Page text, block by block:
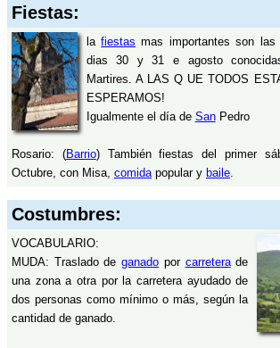
Fiestas:
lafiestas mas importantes son
dias 30 y 31 e agosto
Martires. A LAS Q UE TODOS
ESPERAMOS!
Igualmente el día de SanPedro
Rosario: (Barrio) También fiestas del primer
Octubre, con Misa, comidapopular y baile.
Costumbres:
VOCABULARIO:
MUDA: Traslado deganado por carreterade
una zona a otra por la carretera ayudado de
dos personas como mínimo o más, según la
cantidad de ganado.